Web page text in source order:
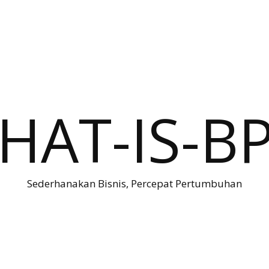
IS-
Sederhanakan Bisnis, Percepat Pertumbuhan